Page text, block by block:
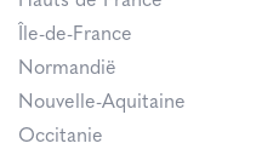
Île-de-France
Normandië
Nouvelle-Aquitaine
Occitanie